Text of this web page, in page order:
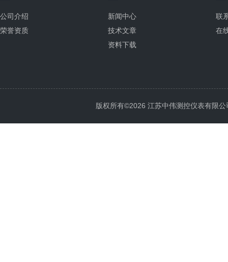
公司介绍
荣誉资质
新闻中心
技术文章
资料下载
联
在
版权所有©2026 江苏中伟测控仪表有限